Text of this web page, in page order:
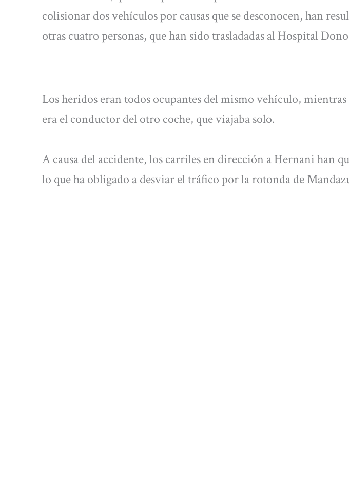
colisionar dos vehículos por causas que se desconocen, han
otras cuatro personas, que han sido trasladadas al Hospital
Los heridos eran todos ocupantes del mismo vehículo,
era el conductor del otro coche, que viajaba solo.
A causa del accidente, los carriles en dirección a Hernani han
lo que ha obligado a desviar el tráfico por la rotonda de